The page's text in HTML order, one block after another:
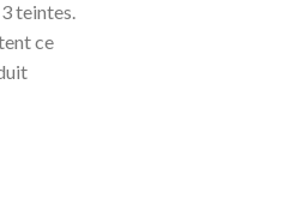
teintes.
ce